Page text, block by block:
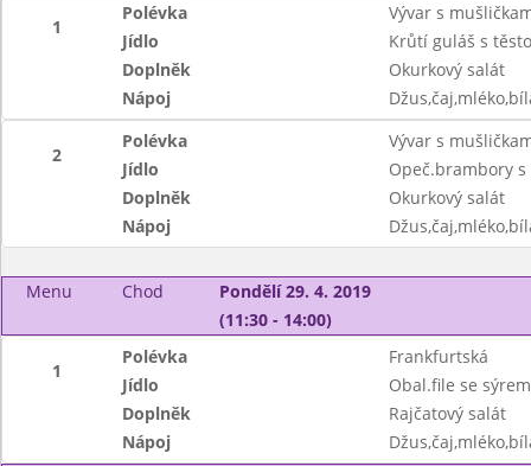
1
Polévka
Vývar s
Jídlo
Krůtí guláš s
Doplněk
Okurkový salát
Nápoj
2
Polévka
Vývar s
Jídlo
Opeč.brambory s
Doplněk
Okurkový salát
Nápoj
Menu Chod
Pondělí 29. 4. 2019
(11:30 - 14:00)
1
Polévka
Frankfurtská
Jídlo
Obal.file se
Doplněk
Rajčatový salát
Nápoj